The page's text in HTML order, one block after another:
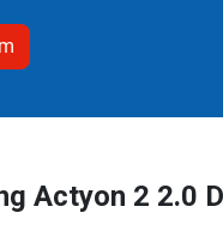
Actyon 2 2.0